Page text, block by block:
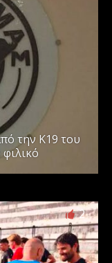
την Κ19 του
2